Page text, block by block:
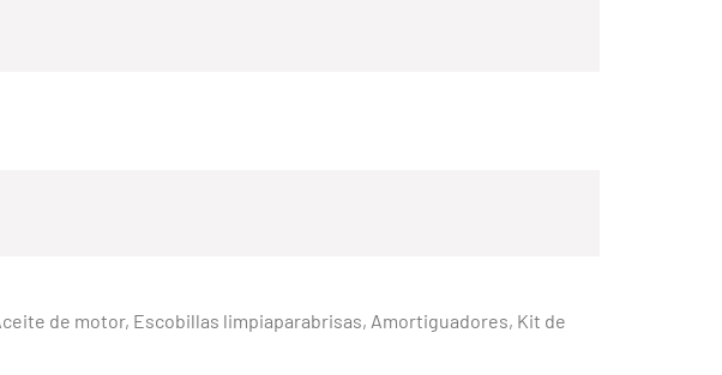
de motor, Escobillas limpiaparabrisas, Amortiguadores, Kit de